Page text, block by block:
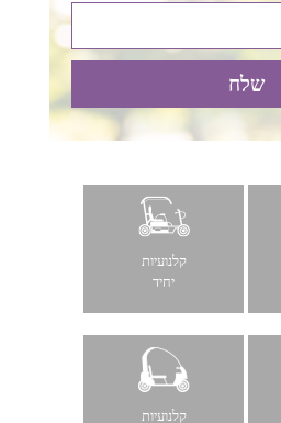
קלנועיות
יחיד
קלנועיות